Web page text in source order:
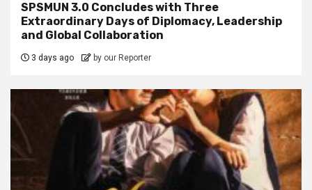
SPSMUN 3.0 Concludes with Three
Extraordinary Days of Diplomacy, Leadership
and Global Collaboration
3 days ago by our Reporter